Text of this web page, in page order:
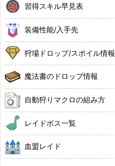
習得スキル早見表
装備性能/入手先
狩場ドロップ/スポイル情報
魔法書のドロップ情報
自動狩りマクロの組み方
レイドボス一覧
血盟レイド